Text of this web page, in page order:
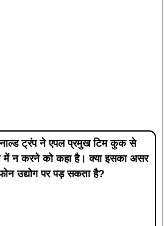
ट्रंप ने एपल प्रमुख टिम कुक से
में न करने को कहा है। क्या इसका असर
उद्योग पर पड़ सकता है?